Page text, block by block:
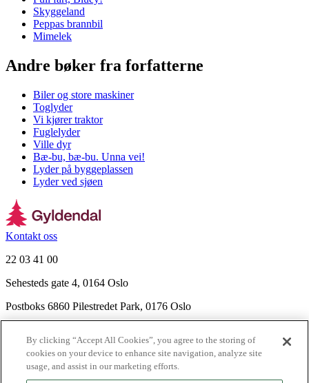
Skyggeland
Peppas brannbil
Mimelek
Andre bøker fra forfatterne
Biler og store maskiner
Toglyder
Vi kjører traktor
Fuglelyder
Ville dyr
Bæ-bu, bæ-bu. Unna vei!
Lyder på byggeplassen
Lyder ved sjøen
Kontakt oss
22 03 41 00
Sehesteds gate 4, 0164 Oslo
Postboks 6860 Pilestredet Park, 0176 Oslo
Nyhetsbrev
Ledige stillinger
Send inn manus
By clicking “Accept All Cookies”, you agree to the storing of
cookies on your device to enhance site navigation, analyze site
usage, and assist in our marketing efforts.